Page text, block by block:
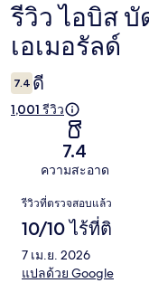
รีวิว
รีวิว ไอบิส บั
เอเมอรัลด์
7.4 ดี
1,001 รีวิว
7.4
ความสะอาด
รีวิว
รีวิวที่ตรวจสอบแล้ว
10/10 ไร้ที่ติ
7 เม.ย. 2026
แปลด้วย Google